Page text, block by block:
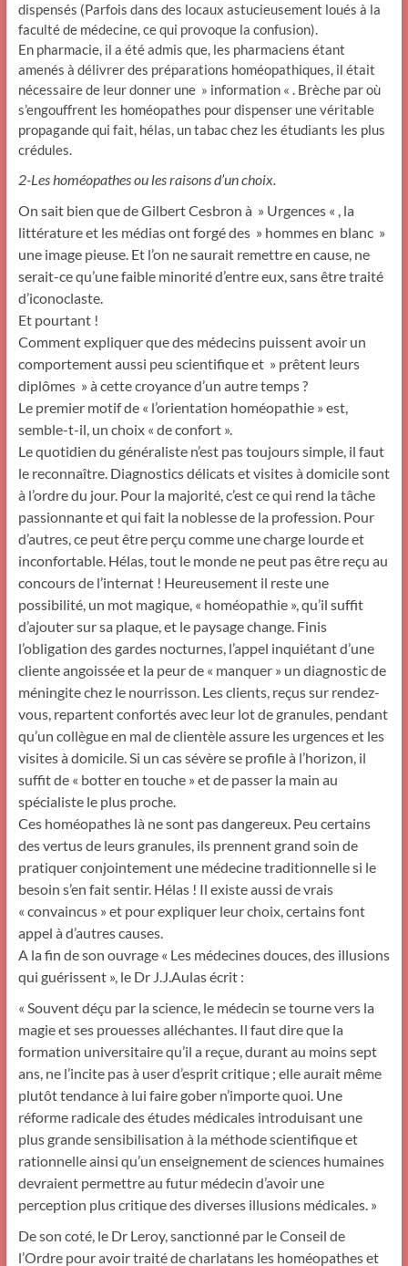
dispensés (Parfois dans des locaux astucieusement loués à la
faculté de médecine, ce qui provoque la confusion).
En pharmacie, il a été admis que, les pharmaciens étant
amenés à délivrer des préparations homéopathiques, il était
nécessaire de leur donner une » information « . Brèche par où
s’engouffrent les homéopathes pour dispenser une véritable
propagande qui fait, hélas, un tabac chez les étudiants les plus
crédules.
2-Les homéopathes ou les raisons d’un choix.
On sait bien que de Gilbert Cesbron à » Urgences « , la
littérature et les médias ont forgé des » hommes en blanc »
une image pieuse. Et l’on ne saurait remettre en cause, ne
serait-ce qu’une faible minorité d’entre eux, sans être traité
d’iconoclaste.
Et pourtant !
Comment expliquer que des médecins puissent avoir un
comportement aussi peu scientifique et » prêtent leurs
diplômes » à cette croyance d’un autre temps ?
Le premier motif de « l’orientation homéopathie » est,
semble-t-il, un choix « de confort ».
Le quotidien du généraliste n’est pas toujours simple, il faut
le reconnaître. Diagnostics délicats et visites à domicile sont
à l’ordre du jour. Pour la majorité, c’est ce qui rend la tâche
passionnante et qui fait la noblesse de la profession. Pour
d’autres, ce peut être perçu comme une charge lourde et
inconfortable. Hélas, tout le monde ne peut pas être reçu au
concours de l’internat ! Heureusement il reste une
possibilité, un mot magique, « homéopathie », qu’il suffit
d’ajouter sur sa plaque, et le paysage change. Finis
l’obligation des gardes nocturnes, l’appel inquiétant d’une
cliente angoissée et la peur de « manquer » un diagnostic de
méningite chez le nourrisson. Les clients, reçus sur rendez-
vous, repartent confortés avec leur lot de granules, pendant
qu’un collègue en mal de clientèle assure les urgences et les
visites à domicile. Si un cas sévère se profile à l’horizon, il
suffit de « botter en touche » et de passer la main au
spécialiste le plus proche.
Ces homéopathes là ne sont pas dangereux. Peu certains
des vertus de leurs granules, ils prennent grand soin de
pratiquer conjointement une médecine traditionnelle si le
besoin s’en fait sentir. Hélas ! Il existe aussi de vrais
« convaincus » et pour expliquer leur choix, certains font
appel à d’autres causes.
A la fin de son ouvrage « Les médecines douces, des illusions
qui guérissent », le Dr J.J.Aulas écrit :
« Souvent déçu par la science, le médecin se tourne vers la
magie et ses prouesses alléchantes. Il faut dire que la
formation universitaire qu’il a reçue, durant au moins sept
ans, ne l’incite pas à user d’esprit critique ; elle aurait même
plutôt tendance à lui faire gober n’importe quoi. Une
réforme radicale des études médicales introduisant une
plus grande sensibilisation à la méthode scientifique et
rationnelle ainsi qu’un enseignement de sciences humaines
devraient permettre au futur médecin d’avoir une
perception plus critique des diverses illusions médicales. »
De son coté, le Dr Leroy, sanctionné par le Conseil de
l’Ordre pour avoir traité de charlatans les homéopathes et